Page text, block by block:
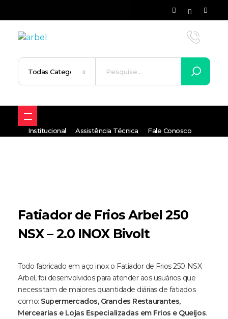
Institucional Assistência Técnica Fale Conosco
Fatiador de Frios Arbel 250
NSX – 2.0 INOX Bivolt
Todo fabricado em aço inox o Fatiador de Frios 250 NSX
Arbel, foi desenvolvidos para atender aos usuários que
necessitam de maiores quantidade diárias de fatiados
como: Supermercados, Grandes Restaurantes,
Mercearias e Lojas Especializadas em Frios e Queijos.